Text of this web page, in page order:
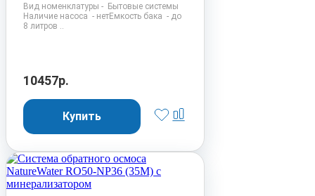
Вид номенклатуры - Бытовые системы
Наличие насоса - нетЕмкость бака - до
8 литров ..
10457р.